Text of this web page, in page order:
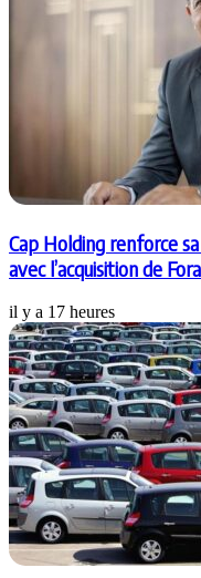
Cap Holding renforce
avec l’acquisition de
il y a 17 heures